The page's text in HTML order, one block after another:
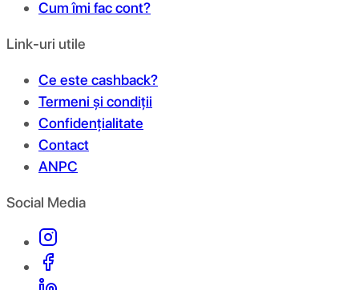
Cum îmi fac cont?
Link-uri utile
Ce este cashback?
Termeni și condiții
Confidențialitate
Contact
ANPC
Social Media